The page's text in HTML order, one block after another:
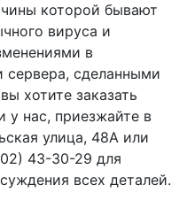
которой бывают
вируса и
в
сервера, сделанными
хотите заказать
у нас, приезжайте в
улица, 48А или
43-30-29 для
всех деталей.